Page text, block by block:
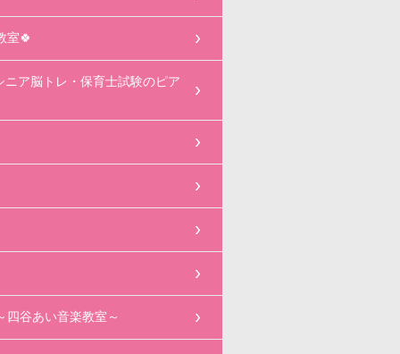
室🍀
ア脳トレ・保育士試験のピア
四谷あい音楽教室～